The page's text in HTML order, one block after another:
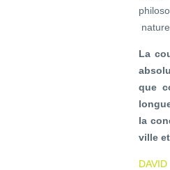
La
que
la
ville
DAVID